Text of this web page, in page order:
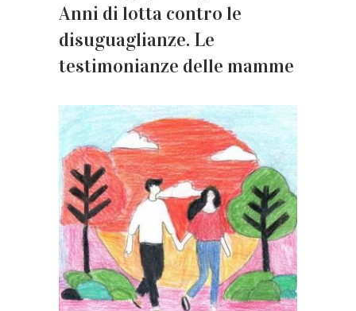
Anni di lotta contro le
disuguaglianze. Le
testimonianze delle mamme